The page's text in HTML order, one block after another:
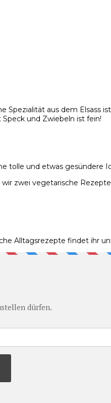
Spezialität aus dem Elsass
und Zwiebeln ist fein!
tolle und etwas gesündere
zwei vegetarische
Alltagsrezepte findet ihr